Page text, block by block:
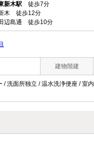
新木駅 徒歩7分
木 徒歩12分
辺島通 徒歩10分
建物階建
/ 洗面所独立 / 温水洗浄便座 / 室